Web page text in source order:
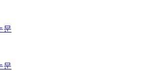
문
문